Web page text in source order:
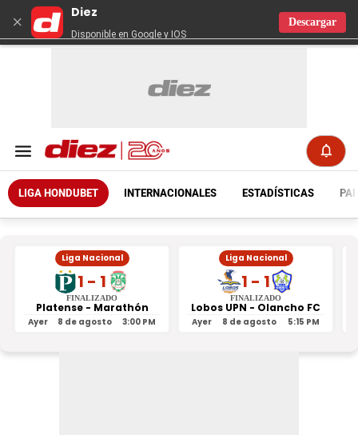
×
Diez
Disponible en Google y IOS
Descargar
LIGA HONDUBET INTERNACIONALES ESTADÍSTICAS
Liga Nacional
1 - 1
FINALIZADO
Platense - Marathón
Ayer 8 de agosto 3:00 PM
Liga Nacional
1 - 1
FINALIZADO
Lobos UPN - Olancho FC
Ayer 8 de agosto 5:15 PM